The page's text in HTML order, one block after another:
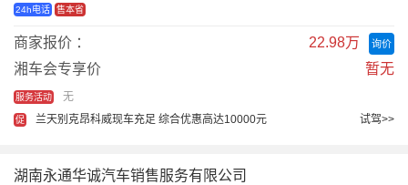
24h电话 售本省
商家报价 ： 询价
22.98万
湘车会专享价
暂无
服务活动 无
促 兰天别克昂科威现车充足 综合优惠高达10000元 试驾>>
湖南永通华诚汽车销售服务有限公司